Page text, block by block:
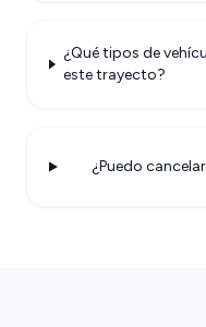
¿Qué tipos de
este trayecto?
¿Puedo